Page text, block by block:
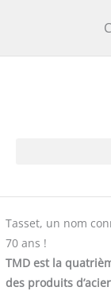
Tasset, un nom
70 ans !
TMD est la
des produits